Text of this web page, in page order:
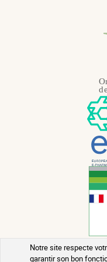
Notre site respecte
garantir son bon